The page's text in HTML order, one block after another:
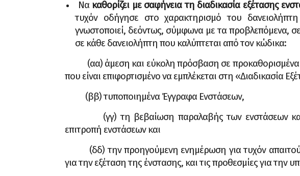
Να καθορίζει με σαφήνεια τη διαδικασία εξέτασης
τυχόν οδήγησε στο χαρακτηρισμό του
γνωστοποιεί, δεόντως, σύμφωνα με τα προβλεπόμενα,
σε κάθε δανειολήπτη που καλύπτεται από τον κώδικα:
(αα) άμεση και εύκολη πρόσβαση σε προκαθορισμένα
που είναι επιφορτισμένο να εμπλέκεται στη «Διαδικασία
(ββ) τυποποιημένα Έγγραφα Ενστάσεων,
(γγ) τη βεβαίωση παραλαβής των ενστάσεων και
επιτροπή ενστάσεων και
(δδ) την προηγούμενη ενημέρωση για τυχόν
για την εξέταση της ένστασης, και τις προθεσμίες για την